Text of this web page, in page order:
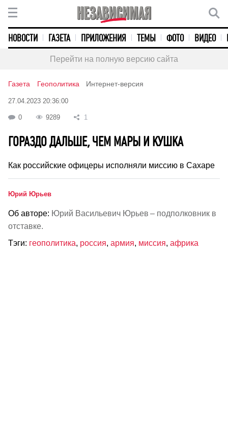
НОВОСТИ ГАЗЕТА ПРИЛОЖЕНИЯ ТЕМЫ ФОТО ВИДЕО
Перейти на полную версию сайта
Газета Геополитика Интернет-версия
27.04.2023 20:36:00
0 9289 1
ГОРАЗДО ДАЛЬШЕ, ЧЕМ МАРЫ И КУШКА
Как российские офицеры исполняли миссию в Сахаре
Юрий Юрьев
Об авторе: Юрий Васильевич Юрьев – подполковник в
отставке.
Тэги: геополитика, россия, армия, миссия, африка